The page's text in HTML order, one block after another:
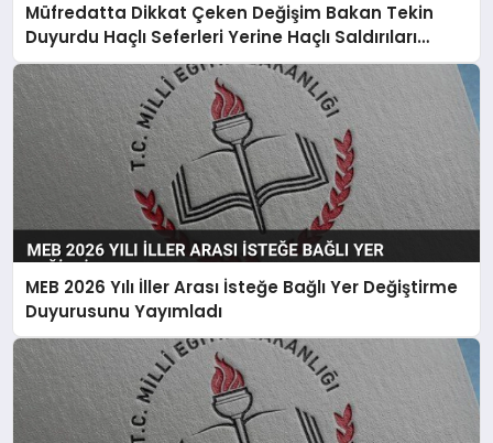
Müfredatta Dikkat Çeken Değişim Bakan Tekin
Duyurdu Haçlı Seferleri Yerine Haçlı Saldırıları
Denilecek
MEB 2026 Yılı İller Arası İsteğe Bağlı Yer Değiştirme
Duyurusunu Yayımladı